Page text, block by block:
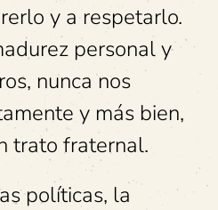
y a respetarlo.
personal y
nunca nos
y más bien,
trato fraternal.
políticas, la